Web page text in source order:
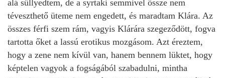
alá süllyedtem, de a syrtaki semmivel össze nem
téveszthető üteme nem engedett, és maradtam Klára. Az
összes férfi szem rám, vagyis Klárára szegeződött, fogva
tartotta őket a lassú erotikus mozgásom. Azt éreztem,
hogy a zene nem kívül van, hanem bennem lüktet, hogy
képtelen vagyok a fogságából szabadulni, mintha